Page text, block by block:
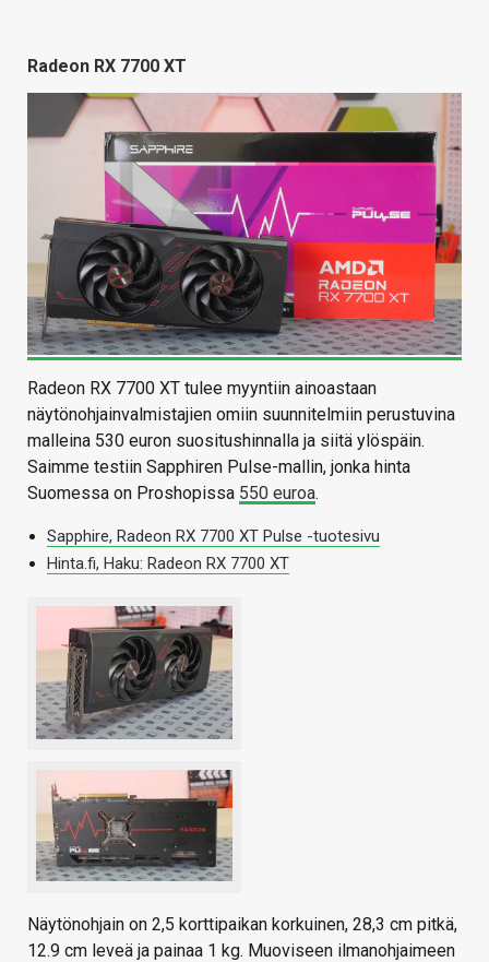
Radeon RX 7700 XT
Radeon RX 7700 XT tulee myyntiin ainoastaan
näytönohjainvalmistajien omiin suunnitelmiin perustuvina
malleina 530 euron suositushinnalla ja siitä ylöspäin.
Saimme testiin Sapphiren Pulse-mallin, jonka hinta
Suomessa on Proshopissa 550 euroa.
Sapphire, Radeon RX 7700 XT Pulse -tuotesivu
Hinta.fi, Haku: Radeon RX 7700 XT
Näytönohjain on 2,5 korttipaikan korkuinen, 28,3 cm pitkä,
12.9 cm leveä ja painaa 1 kg. Muoviseen ilmanohjaimeen